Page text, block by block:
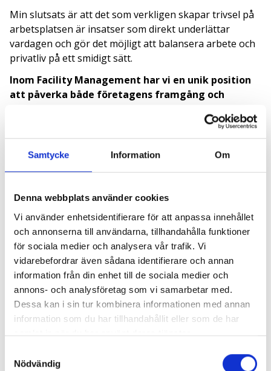
Samtycke Information Om
Denna webbplats använder cookies
Vi använder enhetsidentifierare för att anpassa innehållet
och annonserna till användarna, tillhandahålla funktioner
för sociala medier och analysera vår trafik. Vi
vidarebefordrar även sådana identifierare och annan
information från din enhet till de sociala medier och
annons- och analysföretag som vi samarbetar med.
Dessa kan i sin tur kombinera informationen med annan
information som du har tillhandahållit eller som de har
samlat in när du har använt deras tjänster.
Nödvändig
Min slutsats är att det som verkligen skapar trivsel på
arbetsplatsen är insatser som direkt underlättar
vardagen och gör det möjligt att balansera arbete och
privatliv på ett smidigt sätt.
Inom Facility Management har vi en unik position
att påverka både företagens framgång och
Genom att arbeta nära ledningen kan vi säkerställa att
övergripande mål och visioner. Men vad skall vi
fokusera på? Flexibilitet har blivit ett nyckelord.
hemifrån ger anställda friheten att balansera arbete
och privatliv på ett sätt som passar dem bäst. En
arbetsplats som stödjer detta genom smart teknik och
väl utformade arbetsytor visar att de värdesätter sina
medarbetares välmående och produktivitet. Men sen
då?
Min erfarenhet som ledare är att den äldre
generationer kan behöva stöd för att anpassa sig till
och kanske parallellt med andra privata utmaningar